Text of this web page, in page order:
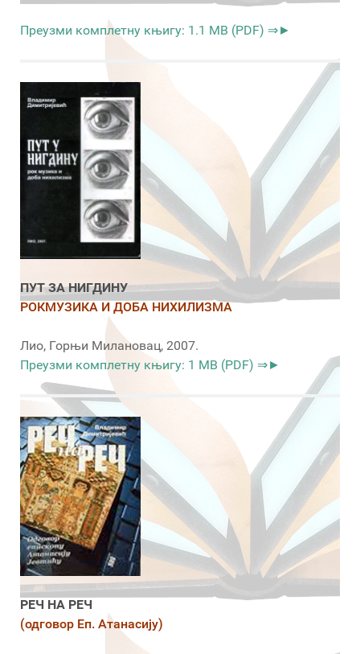
Преузми комплетну књигу: 1.1 MB (PDF) ⇒►
ПУТ ЗА НИГДИНУ
РОКМУЗИКА И ДОБА НИХИЛИЗМА
Лио, Горњи Милановац, 2007.
Преузми комплетну књигу: 1 MB (PDF) ⇒►
РЕЧ НА РЕЧ
(одговор Еп. Атанасију)